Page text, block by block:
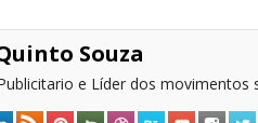
Souza
e Líder dos movimentos